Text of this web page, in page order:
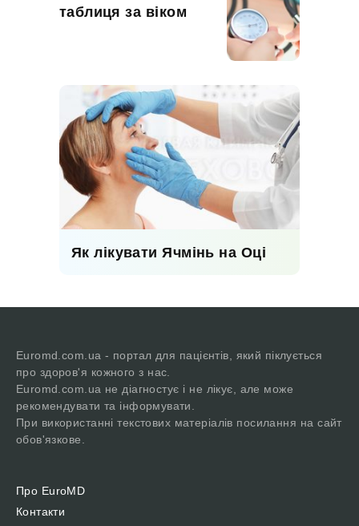
таблиця за віком
Як лікувати Ячмінь на Оці
Euromd.com.ua - портал для пацієнтів, який піклується
про здоров'я кожного з нас.
Euromd.com.ua не діагностує і не лікує, але може
рекомендувати та інформувати.
При використанні текстових матеріалів посилання на сайт
обов'язкове.
Про EuroMD
Контакти